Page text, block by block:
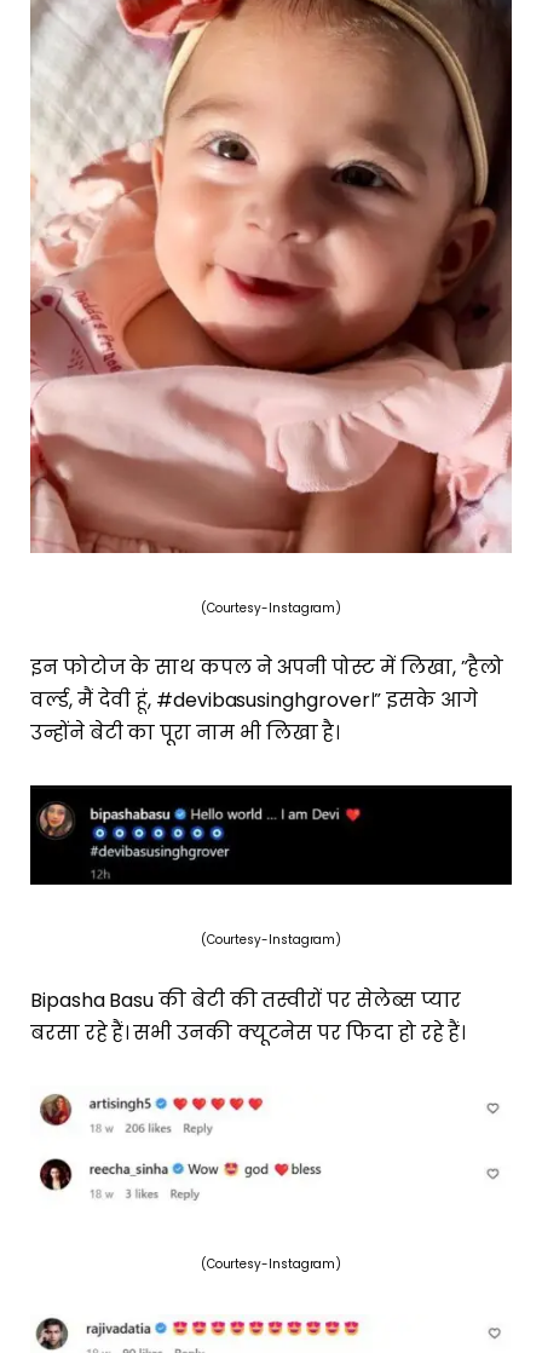
(Courtesy-Instagram)
इन फोटोज के साथ कपल ने अपनी पोस्ट में लिखा, ”हैलो
वर्ल्ड, मैं देवी हूं, #devibasusinghgrover।” इसके आगे
उन्होंने बेटी का पूरा नाम भी लिखा है।
(Courtesy-Instagram)
Bipasha Basu की बेटी की तस्वीरों पर सेलेब्स प्यार
बरसा रहे हैं। सभी उनकी क्यूटनेस पर फिदा हो रहे हैं।
(Courtesy-Instagram)